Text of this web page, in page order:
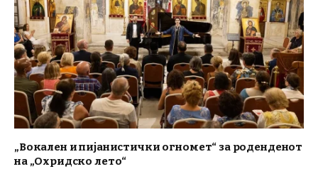
„Вокален и пијанистички огномет“ за роденденот
на „Охридско лето“